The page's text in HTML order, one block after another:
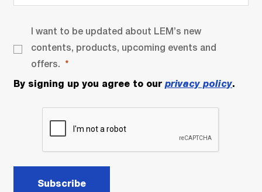
I want to be updated about LEM’s new
contents, products, upcoming events and
offers.
By signing up you agree to our privacy policy.
Subscribe